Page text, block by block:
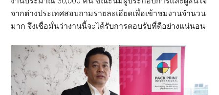
จากต่างประเทศสอบถามรายละเอียดเพื่อเข้าชมงานจำนวน
มาก จึงเชื่อมั่นว่างานนี้จะได้รับการตอบรับที่ดีอย่างแน่นอน